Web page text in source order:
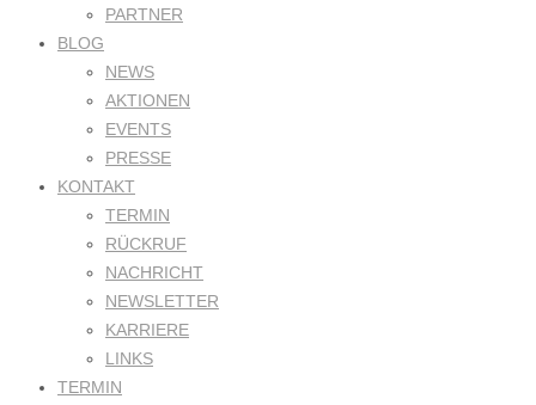
PARTNER
BLOG
NEWS
AKTIONEN
EVENTS
PRESSE
KONTAKT
TERMIN
RÜCKRUF
NACHRICHT
NEWSLETTER
KARRIERE
LINKS
TERMIN